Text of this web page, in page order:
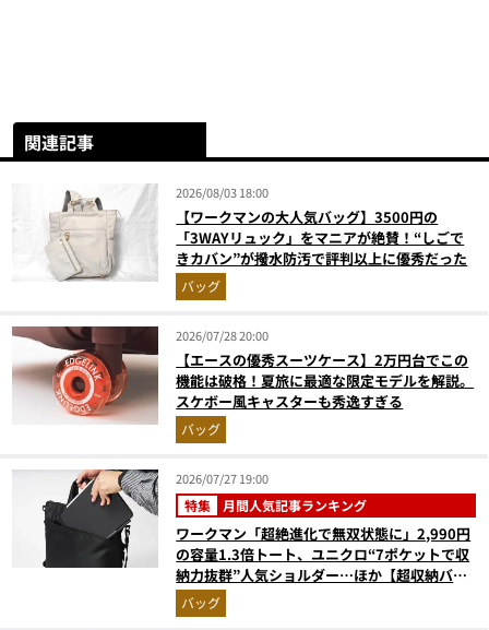
関連記事
2026/08/03 18:00
【ワークマンの大人気バッグ】3500円の
「3WAYリュック」をマニアが絶賛！“しごで
きカバン”が撥水防汚で評判以上に優秀だった
バッグ
2026/07/28 20:00
【エースの優秀スーツケース】2万円台でこの
機能は破格！夏旅に最適な限定モデルを解説。
スケボー風キャスターも秀逸すぎる
バッグ
2026/07/27 19:00
特集 月間人気記事ランキング
ワークマン「超絶進化で無双状態に」2,990円
の容量1.3倍トート、ユニクロ“7ポケットで収
納力抜群”人気ショルダー…ほか【超収納バッ
グの人気記事ランキングベスト3】（2026年6
月版）
バッグ